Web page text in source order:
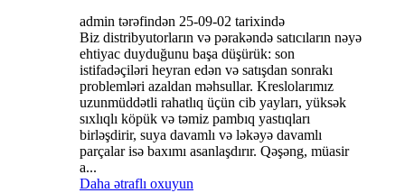
admin tərəfindən 25-09-02 tarixində
Biz distribyutorların və pərakəndə satıcıların nəyə
ehtiyac duyduğunu başa düşürük: son
istifadəçiləri heyran edən və satışdan sonrakı
problemləri azaldan məhsullar. Kreslolarımız
uzunmüddətli rahatlıq üçün cib yayları, yüksək
sıxlıqlı köpük və təmiz pambıq yastıqları
birləşdirir, suya davamlı və ləkəyə davamlı
parçalar isə baxımı asanlaşdırır. Qəşəng, müasir
a...
Daha ətraflı oxuyun